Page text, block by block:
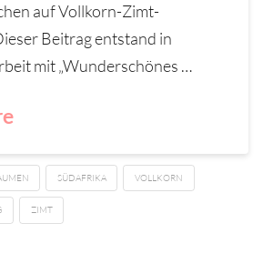
auf Vollkorn-Zimt-
Beitrag entstand in
mit „Wunderschönes …
SÜDAFRIKA VOLLKORN
ZIMT